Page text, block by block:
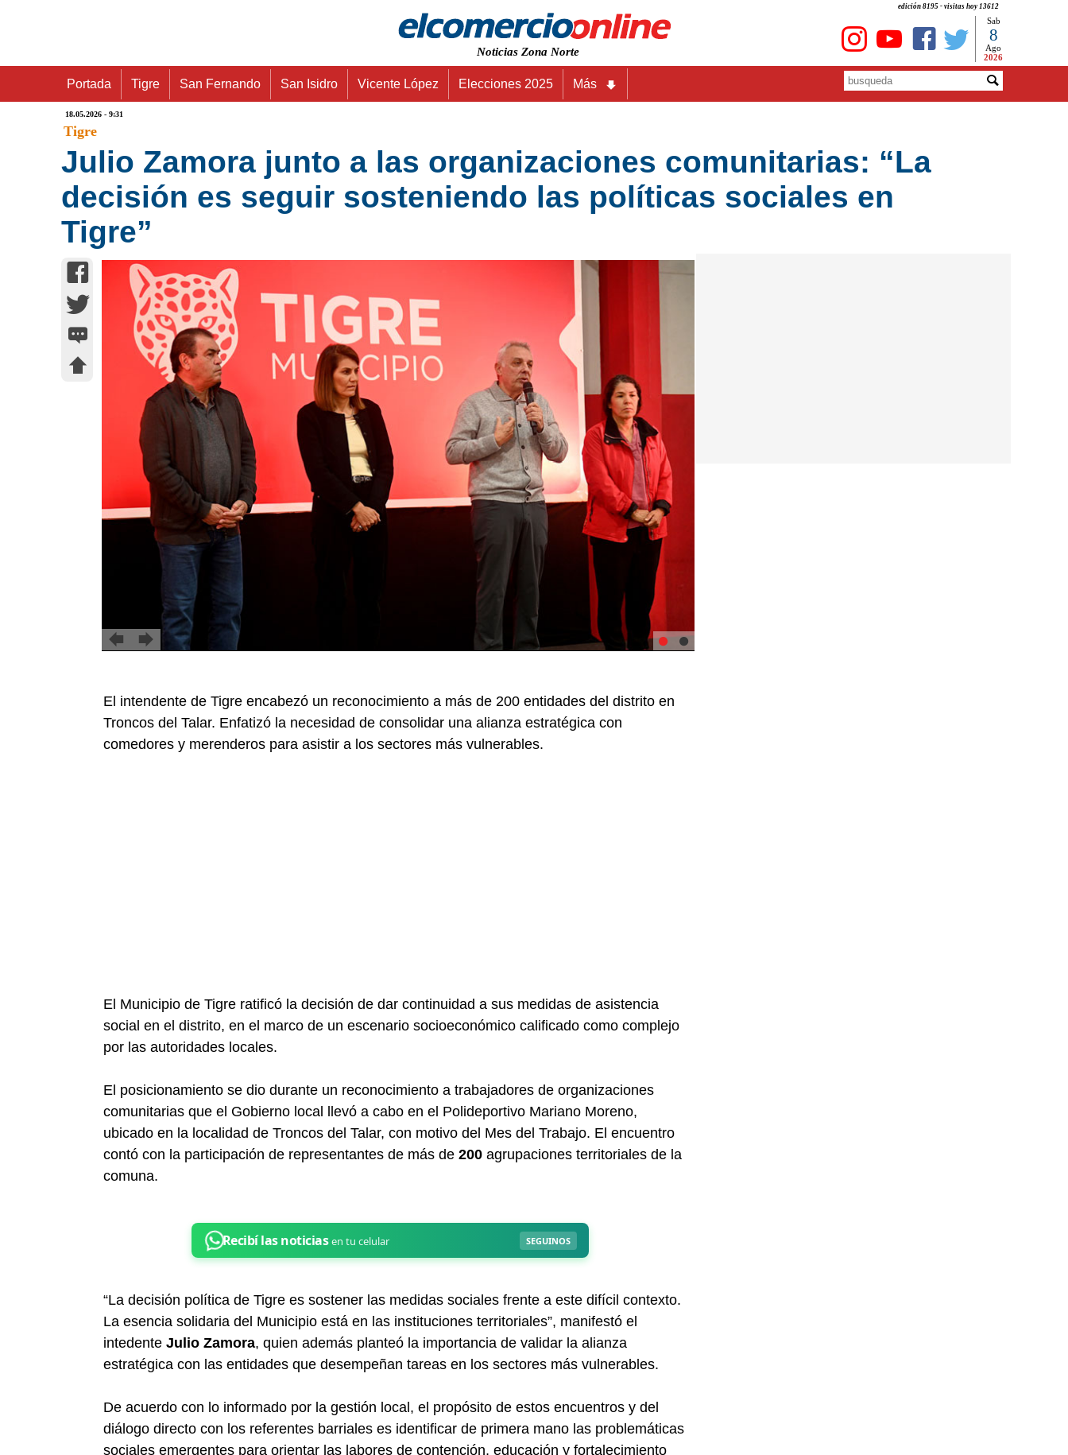
edición 8195 - visitas hoy 13612
Noticias Zona Norte
Sab
8
Ago
2026
Portada Tigre San Fernando San Isidro Vicente López Elecciones 2025 Más
18.05.2026 - 9:31
Tigre
Julio Zamora junto a las organizaciones comunitarias: “La
decisión es seguir sosteniendo las políticas sociales en
Tigre”
El intendente de Tigre encabezó un reconocimiento a más de 200 entidades del distrito en
Troncos del Talar. Enfatizó la necesidad de consolidar una alianza estratégica con
comedores y merenderos para asistir a los sectores más vulnerables.
El Municipio de Tigre ratificó la decisión de dar continuidad a sus medidas de asistencia
social en el distrito, en el marco de un escenario socioeconómico calificado como complejo
por las autoridades locales.
El posicionamiento se dio durante un reconocimiento a trabajadores de organizaciones
comunitarias que el Gobierno local llevó a cabo en el Polideportivo Mariano Moreno,
ubicado en la localidad de Troncos del Talar, con motivo del Mes del Trabajo. El encuentro
contó con la participación de representantes de más de 200 agrupaciones territoriales de la
comuna.
“La decisión política de Tigre es sostener las medidas sociales frente a este difícil contexto.
La esencia solidaria del Municipio está en las instituciones territoriales”, manifestó el
intedente Julio Zamora, quien además planteó la importancia de validar la alianza
estratégica con las entidades que desempeñan tareas en los sectores más vulnerables.
De acuerdo con lo informado por la gestión local, el propósito de estos encuentros y del
diálogo directo con los referentes barriales es identificar de primera mano las problemáticas
sociales emergentes para orientar las labores de contención, educación y fortalecimiento